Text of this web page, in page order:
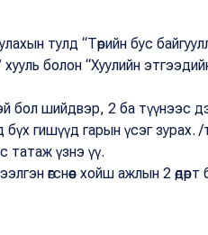
тулд “Төрийн бус
болон “Хуулийн
бол шийдвэр, 2 ба түүнээс
гишүүд гарын үсэг зурах.
татаж үзнэ үү.
өгснөөс хойш ажлын 2